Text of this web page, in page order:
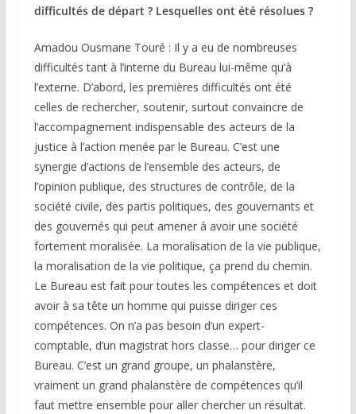
difficultés de départ ? Lesquelles ont été résolues ?
Amadou Ousmane Touré : Il y a eu de nombreuses
difficultés tant à l’interne du Bureau lui-même qu’à
l’externe. D’abord, les premières difficultés ont été
celles de rechercher, soutenir, surtout convaincre de
l’accompagnement indispensable des acteurs de la
justice à l’action menée par le Bureau. C’est une
synergie d’actions de l’ensemble des acteurs, de
l’opinion publique, des structures de contrôle, de la
société civile, des partis politiques, des gouvernants et
des gouvernés qui peut amener à avoir une société
fortement moralisée. La moralisation de la vie publique,
la moralisation de la vie politique, ça prend du chemin.
Le Bureau est fait pour toutes les compétences et doit
avoir à sa tête un homme qui puisse diriger ces
compétences. On n’a pas besoin d’un expert-
comptable, d’un magistrat hors classe… pour diriger ce
Bureau. C’est un grand groupe, un phalanstère,
vraiment un grand phalanstère de compétences qu’il
faut mettre ensemble pour aller chercher un résultat.